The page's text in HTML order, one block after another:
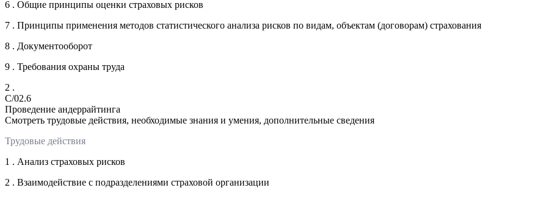
6 . Общие принципы оценки страховых рисков
7 . Принципы применения методов статистического анализа рисков по видам, объектам (договорам) страхования
8 . Документооборот
9 . Требования охраны труда
2 .
C/02.6
Проведение андеррайтинга
Смотреть трудовые действия, необходимые знания и умения, дополнительные сведения
Трудовые действия
1 . Анализ страховых рисков
2 . Взаимодействие с подразделениями страховой организации